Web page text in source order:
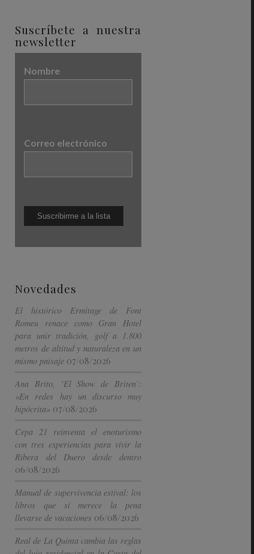
Suscríbete a nuestra
newsletter
Nombre
Correo electrónico
Novedades
El histórico Ermitage de Font
Romeu renace como Gran Hotel
para unir tradición, golf a 1.800
metros de altitud y naturaleza en un
mismo paisaje 07/08/2026
Ana Brito, ‘El Show de Briten’:
«En redes hay un discurso muy
hipócrita» 07/08/2026
Cepa 21 reinventa el enoturismo
con tres experiencias para vivir la
Ribera del Duero desde dentro
06/08/2026
Manual de supervivencia estival: los
libros que sí merece la pena
llevarse de vacaciones 06/08/2026
Real de La Quinta cambia las reglas